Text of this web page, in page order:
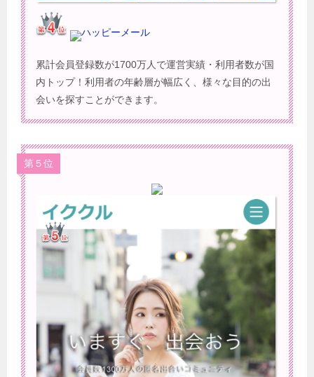
ハッピーメール
累計会員登録数が1700万人で運営実績・利用者数が国
内トップ！利用者の年齢層が幅広く、様々な目的の出
会いを探すことができます。
第５位